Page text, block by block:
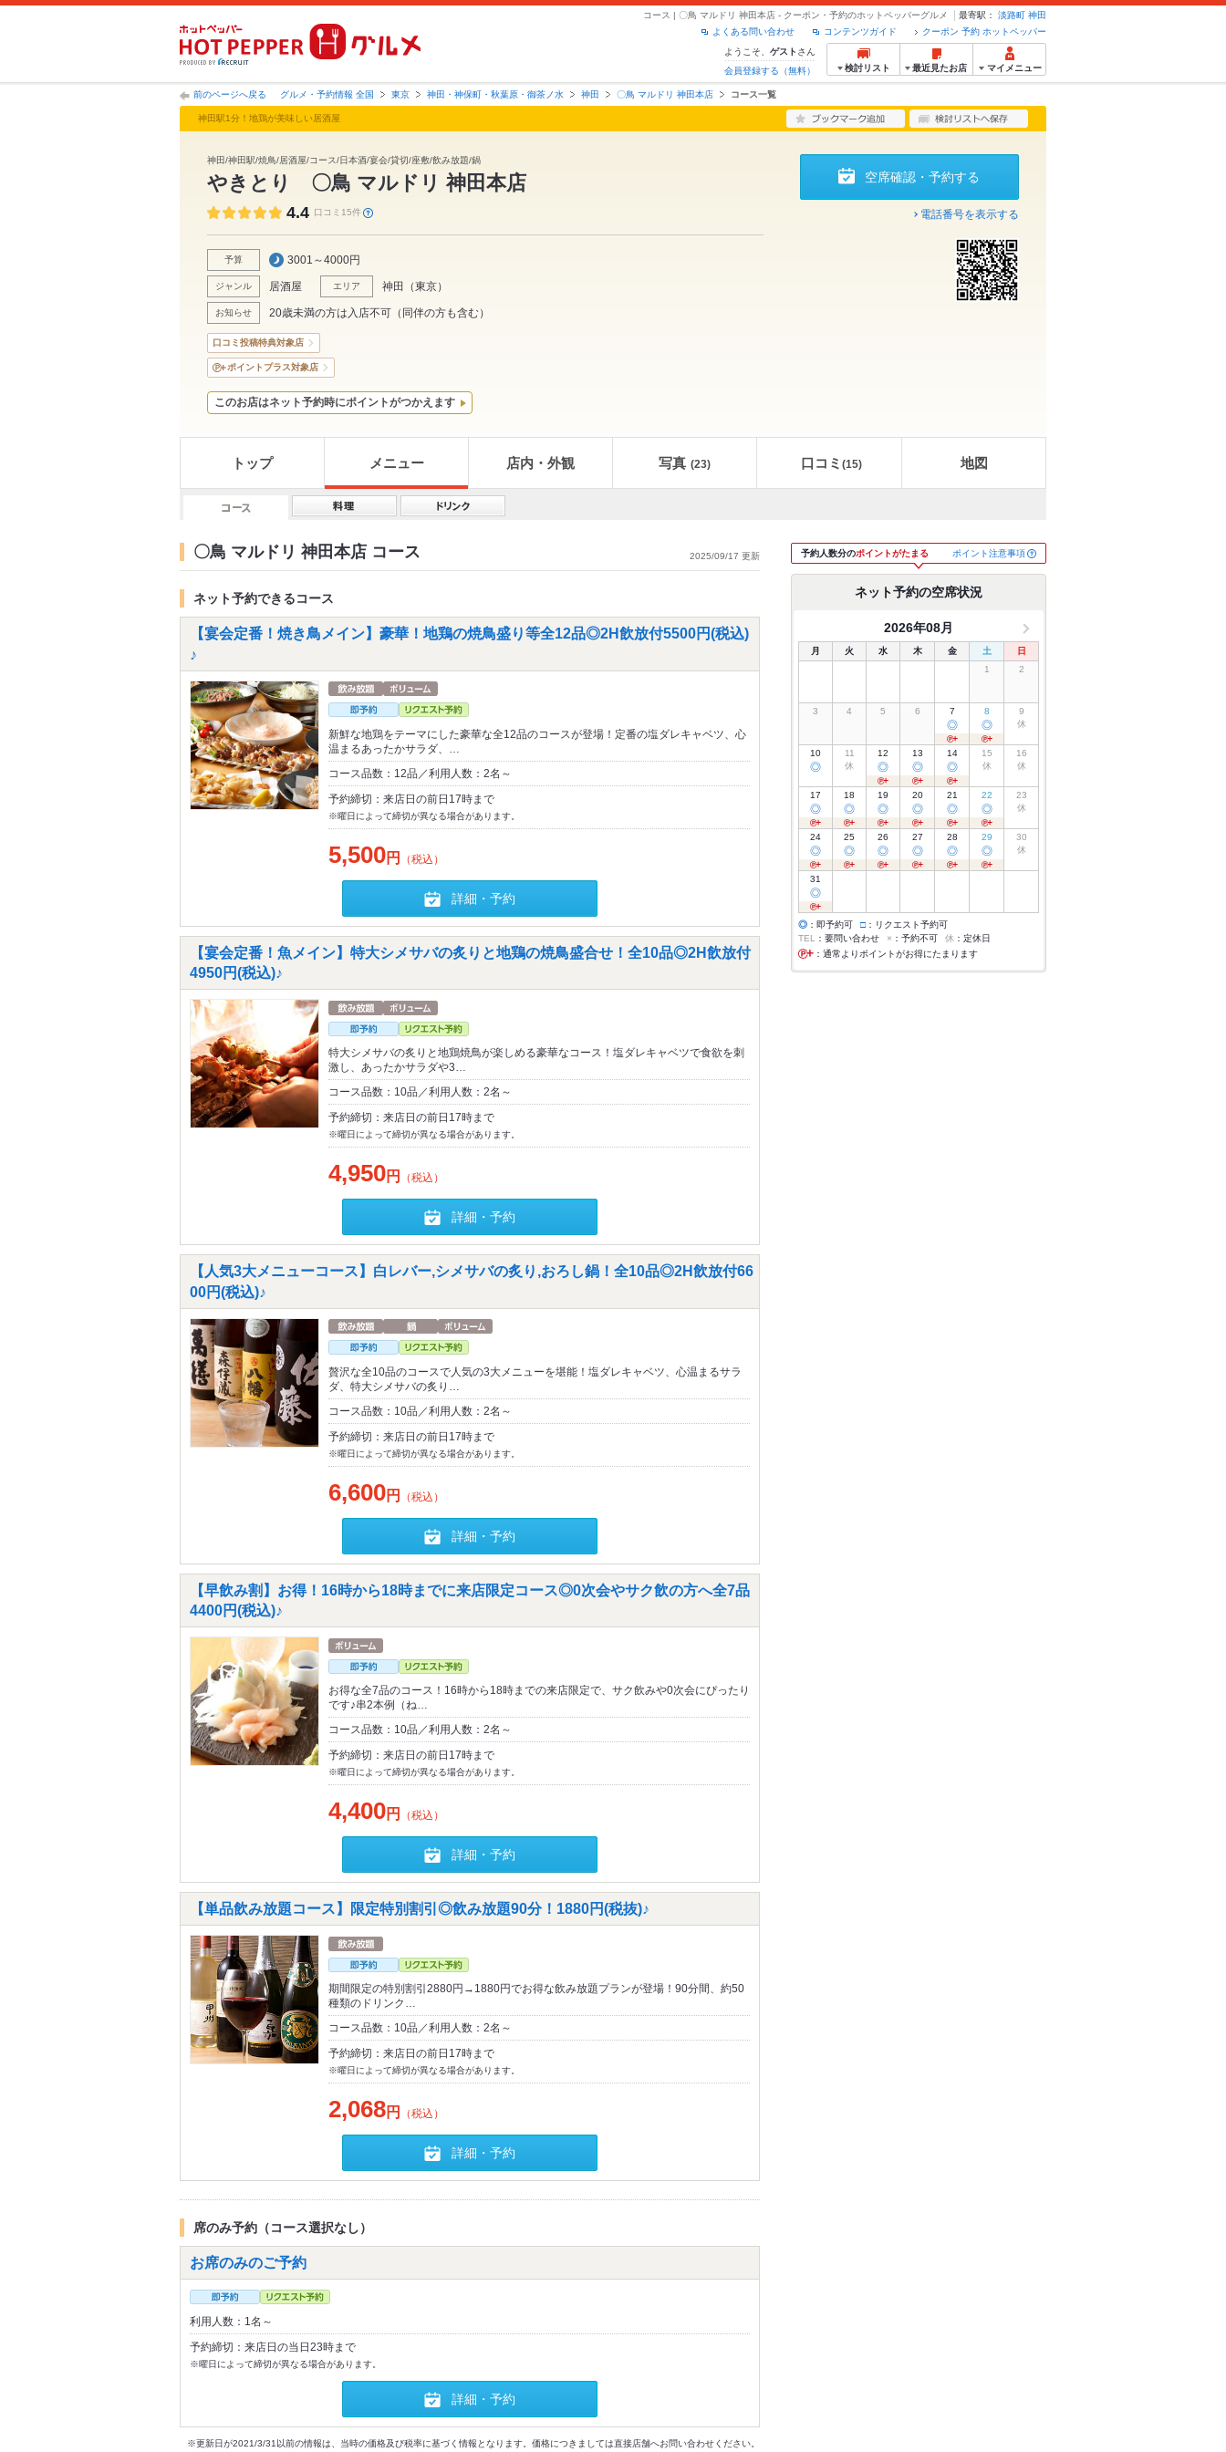
コース | 〇鳥 マルドリ 神田本店 - クーポン・予約のホットペッパーグルメ 最寄駅： 淡路町 神田
クーポン 予約 ホットペッパー
コンテンツガイド
よくある問い合わせ
ようこそ、 ゲスト さん
会員登録する（無料）
検討リスト 最近見たお店 マイメニュー
前のページへ戻る グルメ・予約情報 全国 東京 神田・神保町・秋葉原・御茶ノ水 神田 〇鳥 マルドリ 神田本店 コース一覧
神田駅1分！地鶏が美味しい居酒屋
神田/神田駅/焼鳥/居酒屋/コース/日本酒/宴会/貸切/座敷/飲み放題/鍋
やきとり 〇鳥 マルドリ 神田本店
4.4 口コミ15件
予算 3001～4000円
ジャンル 居酒屋 エリア 神田 （東京）
お知らせ 20歳未満の方は入店不可（同伴の方も含む）
空席確認・予約する
電話番号を表示する
口コミ投稿特典対象店
ポイントプラス対象店
このお店はネット予約時にポイントがつかえます
トップ メニュー 店内・外観 写真 (23) 口コミ (15) 地図
〇鳥 マルドリ 神田本店 コース 2025/09/17 更新
ネット予約できるコース
【宴会定番！焼き鳥メイン】豪華！地鶏の焼鳥盛り等全12品◎2H飲放付5500円(税込)
♪
新鮮な地鶏をテーマにした豪華な全12品のコースが登場！定番の塩ダレキャベツ、心
温まるあったかサラダ、…
コース品数：12品／利用人数：2名～
予約締切：来店日の前日17時まで
※曜日によって締切が異なる場合があります。
5,500円 （税込）
詳細・予約
【宴会定番！魚メイン】特大シメサバの炙りと地鶏の焼鳥盛合せ！全10品◎2H飲放付
4950円(税込)♪
特大シメサバの炙りと地鶏焼鳥が楽しめる豪華なコース！塩ダレキャベツで食欲を刺
激し、あったかサラダや3…
コース品数：10品／利用人数：2名～
予約締切：来店日の前日17時まで
※曜日によって締切が異なる場合があります。
4,950円 （税込）
詳細・予約
【人気3大メニューコース】白レバー,シメサバの炙り,おろし鍋！全10品◎2H飲放付66
00円(税込)♪
贅沢な全10品のコースで人気の3大メニューを堪能！塩ダレキャベツ、心温まるサラ
ダ、特大シメサバの炙り…
コース品数：10品／利用人数：2名～
予約締切：来店日の前日17時まで
※曜日によって締切が異なる場合があります。
6,600円 （税込）
詳細・予約
【早飲み割】お得！16時から18時までに来店限定コース◎0次会やサク飲の方へ全7品
4400円(税込)♪
お得な全7品のコース！16時から18時までの来店限定で、サク飲みや0次会にぴったり
です♪串2本例（ね…
コース品数：10品／利用人数：2名～
予約締切：来店日の前日17時まで
※曜日によって締切が異なる場合があります。
4,400円 （税込）
詳細・予約
【単品飲み放題コース】限定特別割引◎飲み放題90分！1880円(税抜)♪
期間限定の特別割引2880円→1880円でお得な飲み放題プランが登場！90分間、約50
種類のドリンク…
コース品数：10品／利用人数：2名～
予約締切：来店日の前日17時まで
※曜日によって締切が異なる場合があります。
2,068円 （税込）
詳細・予約
席のみ予約（コース選択なし）
お席のみのご予約
利用人数：1名～
予約締切：来店日の当日23時まで
※曜日によって締切が異なる場合があります。
詳細・予約
※更新日が2021/3/31以前の情報は、当時の価格及び税率に基づく情報となります。価格につきましては直接店舗へお問い合わせください。
予約人数分のポイントがたまる ポイント注意事項
ネット予約の空席状況
2026年08月
月 火 水 木 金 土
日
1
2
3 4 5 6 7
◎
8
◎
9
休
10
◎
11
休
12
◎
13
◎
14
◎
15
休
16
休
17
◎
18
◎
19
◎
20
◎
21
◎
22
◎
23
休
24
◎
25
◎
26
◎
27
◎
28
◎
29
◎
30
休
31
◎
◎ ：即予約可 □ ：リクエスト予約可
TEL
：要問い合わせ × ：予約不可 休 ：定休日
：通常よりポイントがお得にたまります